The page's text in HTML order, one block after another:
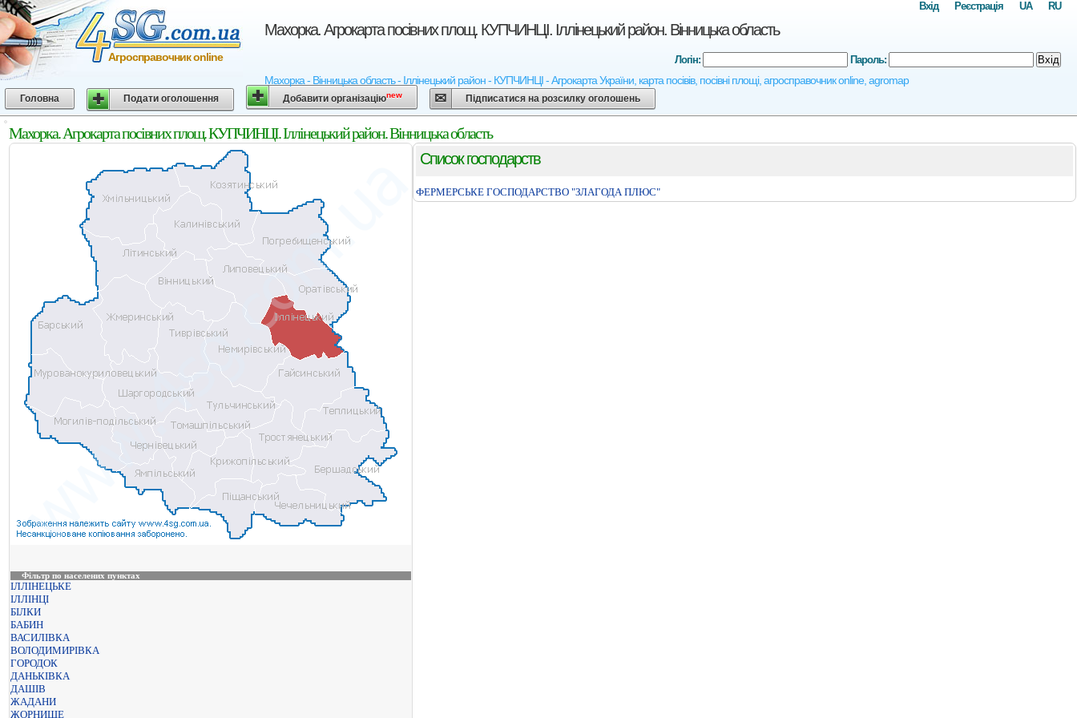
Махорка. Агрокарта посівних площ. КУПЧИНЦІ. Іллінецький район. Вінницька область
Махорка - Вінницька область - Іллінецький район - КУПЧИНЦІ - Агрокарта України, карта посівів, посівні площі, агросправочник online, agromap
Агросправочник online
RU
UA
Реєстрація
Вхід
Логін: Пароль: Вхід
Головна Подати оголошення Добавити організаціюnew Підписатися на розсилку оголошень
Махорка. Агрокарта посівних площ. КУПЧИНЦІ. Іллінецький район. Вінницька область
Фільтр по населених пунктах
ІЛЛІНЕЦЬКЕ
ІЛЛІНЦІ
БІЛКИ
БАБИН
ВАСИЛІВКА
ВОЛОДИМИРІВКА
ГОРОДОК
ДАНЬКІВКА
ДАШІВ
ЖАДАНИ
ЖОРНИЩЕ
Список господарств
ФЕРМЕРСЬКЕ ГОСПОДАРСТВО "ЗЛАГОДА ПЛЮС"